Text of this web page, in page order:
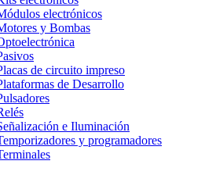
electrónicos
y Bombas
de circuito impreso
de Desarrollo
e Iluminación
y programadores